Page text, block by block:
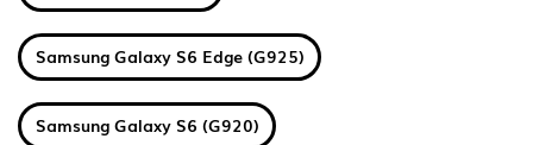
Samsung Galaxy S6 Edge (G925)
Samsung Galaxy S6 (G920)